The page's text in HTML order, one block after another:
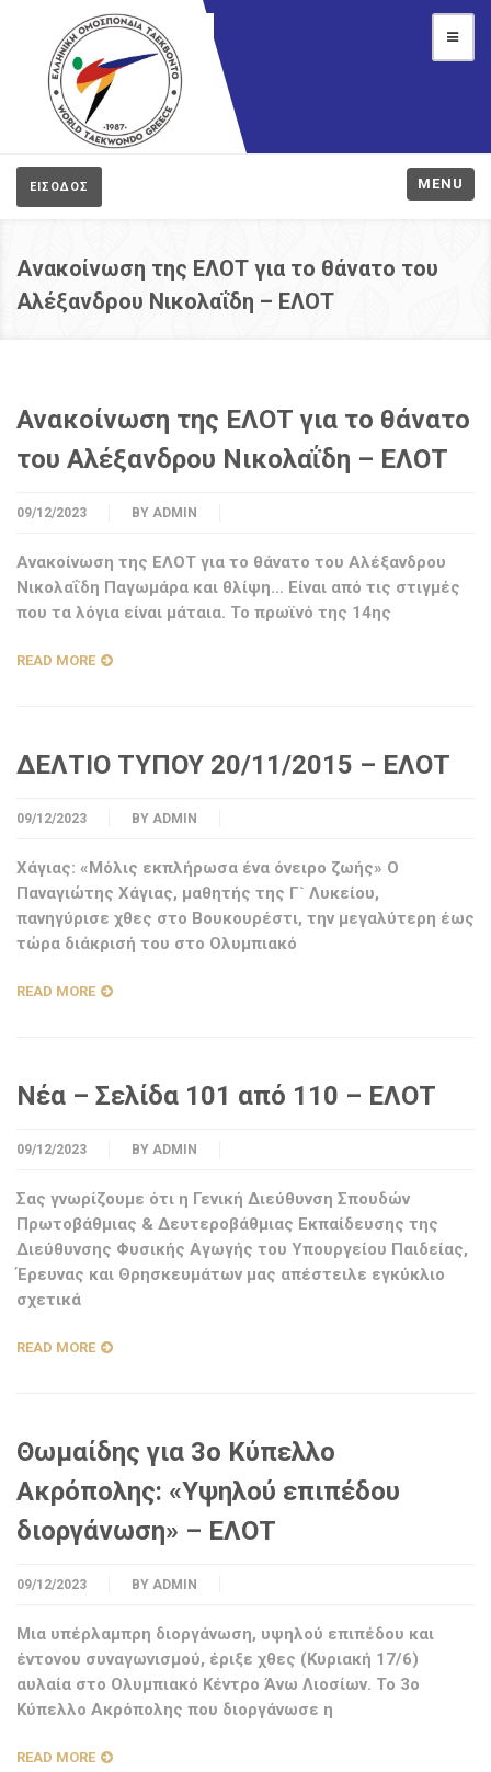
ΕΙΣΟΔΟΣ MENU
Ανακοίνωση της ΕΛΟΤ για το θάνατο του
Αλέξανδρου Νικολαΐδη – ΕΛΟΤ
Ανακοίνωση της ΕΛΟΤ για το θάνατο
του Αλέξανδρου Νικολαΐδη – ΕΛΟΤ
09/12/2023 BY ADMIN
Ανακοίνωση της ΕΛΟΤ για το θάνατο του Αλέξανδρου
Νικολαΐδη Παγωμάρα και θλίψη… Είναι από τις στιγμές
που τα λόγια είναι μάταια. Το πρωϊνό της 14ης
READ MORE
ΔΕΛΤΙΟ ΤΥΠΟΥ 20/11/2015 – ΕΛΟΤ
09/12/2023 BY ADMIN
Χάγιας: «Μόλις εκπλήρωσα ένα όνειρο ζωής» Ο
Παναγιώτης Χάγιας, μαθητής της Γ` Λυκείου,
πανηγύρισε χθες στο Βουκουρέστι, την μεγαλύτερη έως
τώρα διάκρισή του στο Ολυμπιακό
READ MORE
Νέα – Σελίδα 101 από 110 – ΕΛΟΤ
09/12/2023 BY ADMIN
Σας γνωρίζουμε ότι η Γενική Διεύθυνση Σπουδών
Πρωτοβάθμιας & Δευτεροβάθμιας Εκπαίδευσης της
Διεύθυνσης Φυσικής Αγωγής του Υπουργείου Παιδείας,
Έρευνας και Θρησκευμάτων μας απέστειλε εγκύκλιο
σχετικά
READ MORE
Θωμαίδης για 3ο Κύπελλο
Ακρόπολης: «Υψηλού επιπέδου
διοργάνωση» – ΕΛΟΤ
09/12/2023 BY ADMIN
Μια υπέρλαμπρη διοργάνωση, υψηλού επιπέδου και
έντονου συναγωνισμού, έριξε χθες (Κυριακή 17/6)
αυλαία στο Ολυμπιακό Κέντρο Άνω Λιοσίων. Το 3ο
Κύπελλο Ακρόπολης που διοργάνωσε η
READ MORE